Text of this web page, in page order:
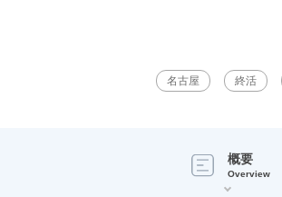
名古屋 終活
概要
Overview